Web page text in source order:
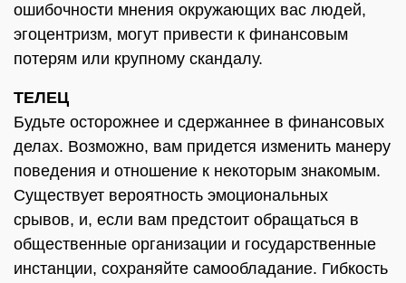
ошибочности мнения окружающих вас людей,
эгоцентризм, могут привести к финансовым
потерям или крупному скандалу.
ТЕЛЕЦ
Будьте осторожнее и сдержаннее в финансовых
делах. Возможно, вам придется изменить манеру
поведения и отношение к некоторым знакомым.
Существует вероятность эмоциональных
срывов, и, если вам предстоит обращаться в
общественные организации и государственные
инстанции, сохраняйте самообладание. Гибкость